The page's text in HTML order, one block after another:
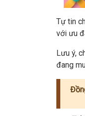
Tự tin
với ưu
Lưu ý,
đang